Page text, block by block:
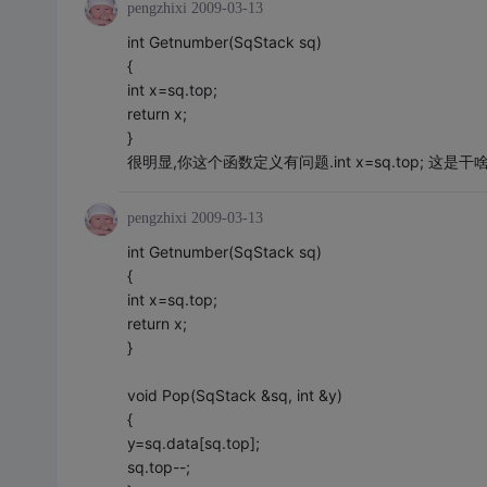
pengzhixi 2009-03-13
int Getnumber(SqStack sq)
{
int x=sq.top;
return x;
}
很明显,你这个函数定义有问题.int x=sq.top; 这是干
pengzhixi 2009-03-13
int Getnumber(SqStack sq)
{
int x=sq.top;
return x;
}
void Pop(SqStack &sq, int &y)
{
y=sq.data[sq.top];
sq.top--;